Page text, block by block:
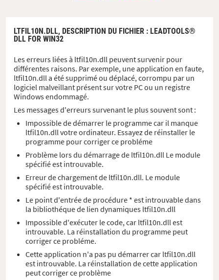
LTFIL10N.DLL, DESCRIPTION DU FICHIER : LEADTOOLS®
DLL FOR WIN32
Les erreurs liées à ltfil10n.dll peuvent survenir pour
différentes raisons. Par exemple, une application en faute,
ltfil10n.dll a été supprimé ou déplacé, corrompu par un
logiciel malveillant présent sur votre PC ou un registre
Windows endommagé.
Les messages d'erreurs survenant le plus souvent sont :
Impossible de démarrer le programme car il manque
ltfil10n.dll votre ordinateur. Essayez de réinstaller le
programme pour corriger ce probléme
Problème lors du démarrage de ltfil10n.dll Le module
spécifié est introuvable.
Erreur de chargement de ltfil10n.dll. Le module
spécifié est introuvable.
Le point d'entrée de procédure * est introuvable dans
la bibliothéque de lien dynamiques ltfil10n.dll
Impossible d'exécuter le code, car ltfil10n.dll est
introuvable. La réinstallation du programme peut
corriger ce probléme.
Cette application n'a pas pu démarrer car ltfil10n.dll
est introuvable. La réinstallation de cette application
peut corriger ce problème